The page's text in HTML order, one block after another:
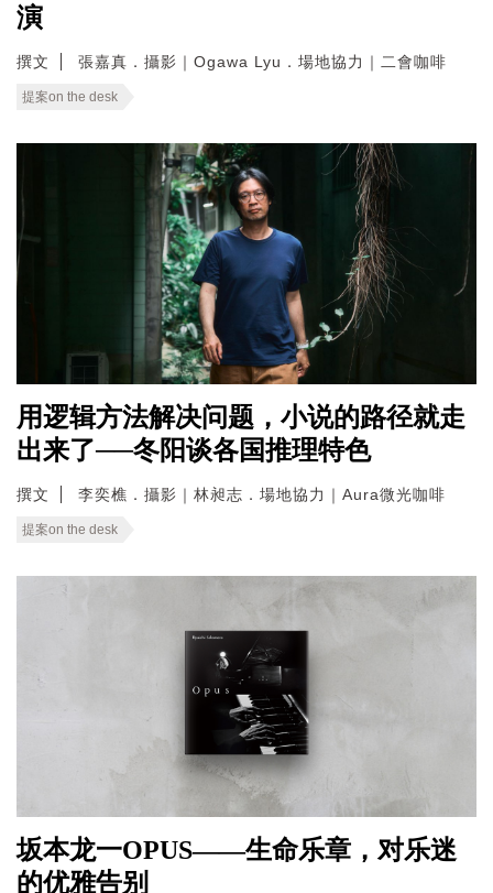
演
撰文 張嘉真．攝影｜Ogawa Lyu．場地協力｜二會咖啡
提案on the desk
用逻辑方法解决问题，小说的路径就走
出来了──冬阳谈各国推理特色
撰文 李奕樵．攝影｜林昶志．場地協力｜Aura微光咖啡
提案on the desk
坂本龙一OPUS——生命乐章，对乐迷
的优雅告别